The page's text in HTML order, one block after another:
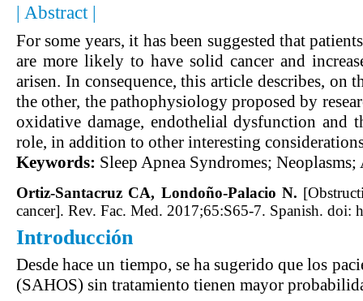
| Abstract |
For some years, it has been suggested that
are more likely to have solid cancer and
arisen. In consequence, this article describes,
the other, the pathophysiology proposed by
oxidative damage, endothelial dysfunction and
role, in addition to other interesting
Keywords: Sleep Apnea Syndromes;
Ortiz-Santacruz CA, Londoño-Palacio N.
cancer]. Rev. Fac. Med. 2017;65:S65-7. Spanish.
Introducción
Desde hace un tiempo, se ha sugerido que los
(SAHOS) sin tratamiento tienen mayor